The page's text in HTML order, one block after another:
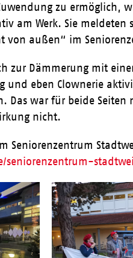
zu ermöglich,
am Werk. Sie meldeten
von außen“ im
zur Dämmerung mit
und eben Clownerie
Das war für beide
nicht.
Seniorenzentrum
seniorenzentrum-